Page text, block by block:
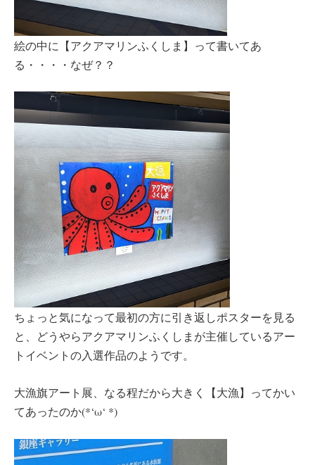
絵の中に【アクアマリンふくしま】って書いてあ
る・・・・なぜ？？
ちょっと気になって最初の方に引き返しポスターを見る
と、どうやらアクアマリンふくしまが主催しているアー
トイベントの入選作品のようです。
大漁旗アート展、なる程だから大きく【大漁】ってかい
てあったのか(*‘ω‘ *)